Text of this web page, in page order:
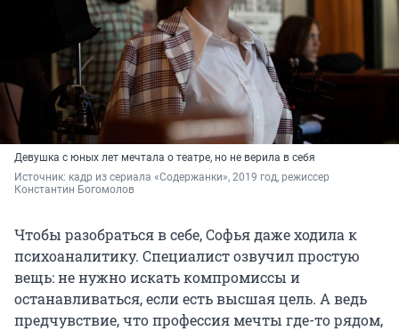
Девушка с юных лет мечтала о театре, но не верила в себя
Источник: кадр из сериала «Содержанки», 2019 год, режиссер
Константин Богомолов
Чтобы разобраться в себе, Софья даже ходила к
психоаналитику. Специалист озвучил простую
вещь: не нужно искать компромиссы и
останавливаться, если есть высшая цель. А ведь
предчувствие, что профессия мечты где-то рядом,